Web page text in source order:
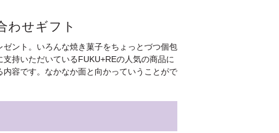
わせギフト
ント。いろんな焼き菓子をちょっとづつ個包
持いただいているFUKU+REの人気の商品に
容です。なかなか面と向かっていうことがで